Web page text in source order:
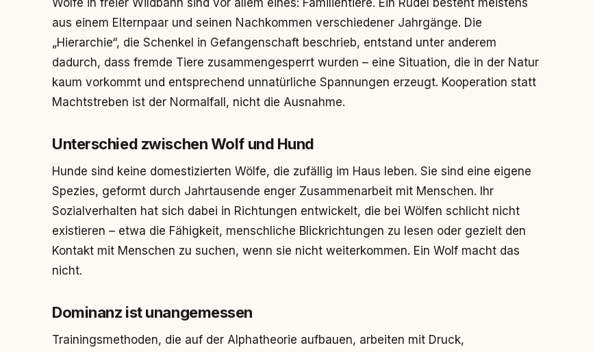
Wölfe in freier Wildbahn sind vor allem eines: Familientiere. Ein Rudel besteht meistens
aus einem Elternpaar und seinen Nachkommen verschiedener Jahrgänge. Die
„Hierarchie“, die Schenkel in Gefangenschaft beschrieb, entstand unter anderem
dadurch, dass fremde Tiere zusammengesperrt wurden – eine Situation, die in der Natur
kaum vorkommt und entsprechend unnatürliche Spannungen erzeugt. Kooperation statt
Machtstreben ist der Normalfall, nicht die Ausnahme.
Unterschied zwischen Wolf und Hund
Hunde sind keine domestizierten Wölfe, die zufällig im Haus leben. Sie sind eine eigene
Spezies, geformt durch Jahrtausende enger Zusammenarbeit mit Menschen. Ihr
Sozialverhalten hat sich dabei in Richtungen entwickelt, die bei Wölfen schlicht nicht
existieren – etwa die Fähigkeit, menschliche Blickrichtungen zu lesen oder gezielt den
Kontakt mit Menschen zu suchen, wenn sie nicht weiterkommen. Ein Wolf macht das
nicht.
Dominanz ist unangemessen
Trainingsmethoden, die auf der Alphatheorie aufbauen, arbeiten mit Druck,